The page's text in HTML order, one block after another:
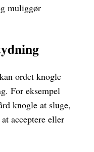
muliggør
ordet knogle
For eksempel
knogle at sluge,
acceptere eller